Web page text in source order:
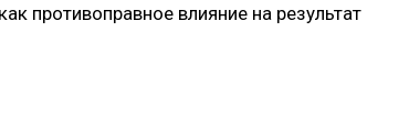
противоправное влияние на результат